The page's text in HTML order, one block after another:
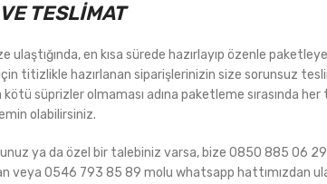
TESLİMAT
ulaştığında, en kısa sürede hazırlayıp özenle
titizlikle hazırlanan siparişlerinizin size sorunsuz
süprizler olmaması adına paketleme sırasında
olabilirsiniz.
ya da özel bir talebiniz varsa, bize 0850 885 06
veya 0546 793 85 89 molu whatsapp hattımızdan